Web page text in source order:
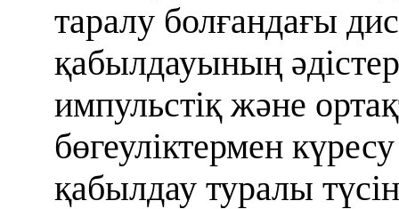
таралу болғандағы
қабылдауының
импульстіқ және
бөгеуліктермен
қабылдау туралы